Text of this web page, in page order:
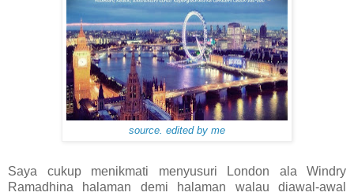
source. edited by me
Saya cukup menikmati menyusuri London ala Windry
Ramadhina halaman demi halaman walau diawal-awal